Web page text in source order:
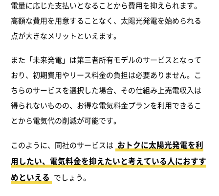
電量に応じた支払いとなることから費用を抑えられます。
高額な費用を用意することなく、太陽光発電を始められる
点が大きなメリットといえます。
また「未来発電」は第三者所有モデルのサービスとなって
おり、初期費用やリース料金の負担は必要ありません。こ
ちらのサービスを選択した場合、その仕組み上売電収入は
得られないものの、お得な電気料金プランを利用できるこ
とから電気代の削減が可能です。
このように、同社のサービスは おトクに太陽光発電を利
用したい、電気料金を抑えたいと考えている人におすす
めといえる でしょう。